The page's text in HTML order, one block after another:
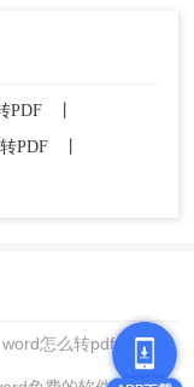
PDF
丨
PDF
word怎么转pdf